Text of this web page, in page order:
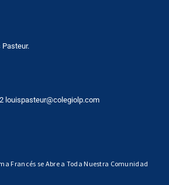
louispasteur@colegiolp.com
Francés se Abre a Toda Nuestra Comunidad